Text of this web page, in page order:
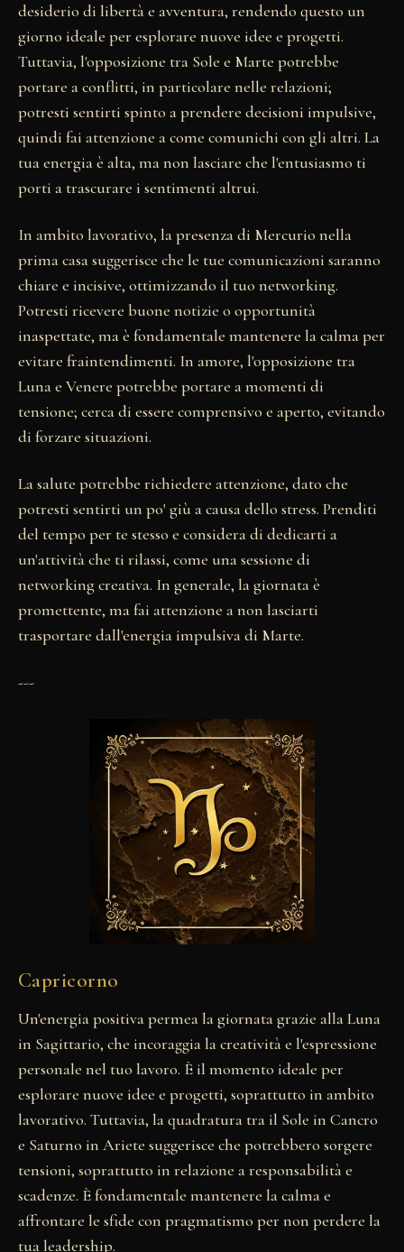
desiderio di libertà e avventura, rendendo questo un
giorno ideale per esplorare nuove idee e progetti.
Tuttavia, l'opposizione tra Sole e Marte potrebbe
portare a conflitti, in particolare nelle relazioni;
potresti sentirti spinto a prendere decisioni impulsive,
quindi fai attenzione a come comunichi con gli altri. La
tua energia è alta, ma non lasciare che l'entusiasmo ti
porti a trascurare i sentimenti altrui.
In ambito lavorativo, la presenza di Mercurio nella
prima casa suggerisce che le tue comunicazioni saranno
chiare e incisive, ottimizzando il tuo networking.
Potresti ricevere buone notizie o opportunità
inaspettate, ma è fondamentale mantenere la calma per
evitare fraintendimenti. In amore, l'opposizione tra
Luna e Venere potrebbe portare a momenti di
tensione; cerca di essere comprensivo e aperto, evitando
di forzare situazioni.
La salute potrebbe richiedere attenzione, dato che
potresti sentirti un po' giù a causa dello stress. Prenditi
del tempo per te stesso e considera di dedicarti a
un'attività che ti rilassi, come una sessione di
networking creativa. In generale, la giornata è
promettente, ma fai attenzione a non lasciarti
trasportare dall'energia impulsiva di Marte.
---
Capricorno
Un'energia positiva permea la giornata grazie alla Luna
in Sagittario, che incoraggia la creatività e l'espressione
personale nel tuo lavoro. È il momento ideale per
esplorare nuove idee e progetti, soprattutto in ambito
lavorativo. Tuttavia, la quadratura tra il Sole in Cancro
e Saturno in Ariete suggerisce che potrebbero sorgere
tensioni, soprattutto in relazione a responsabilità e
scadenze. È fondamentale mantenere la calma e
affrontare le sfide con pragmatismo per non perdere la
tua leadership.